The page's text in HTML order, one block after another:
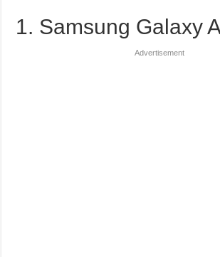
1. Samsung Galaxy
Advertisement